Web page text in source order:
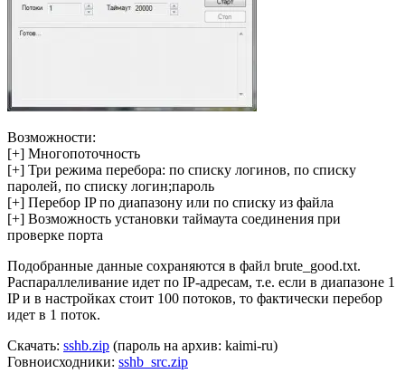
Возможности:
[+] Многопоточность
[+] Три режима перебора: по списку логинов, по списку
паролей, по списку логин;пароль
[+] Перебор IP по диапазону или по списку из файла
[+] Возможность установки таймаута соединения при
проверке порта
Подобранные данные сохраняются в файл brute_good.txt.
Распараллеливание идет по IP-адресам, т.е. если в диапазоне 1
IP и в настройках стоит 100 потоков, то фактически перебор
идет в 1 поток.
Скачать: sshb.zip (пароль на архив: kaimi-ru)
Говноисходники: sshb_src.zip